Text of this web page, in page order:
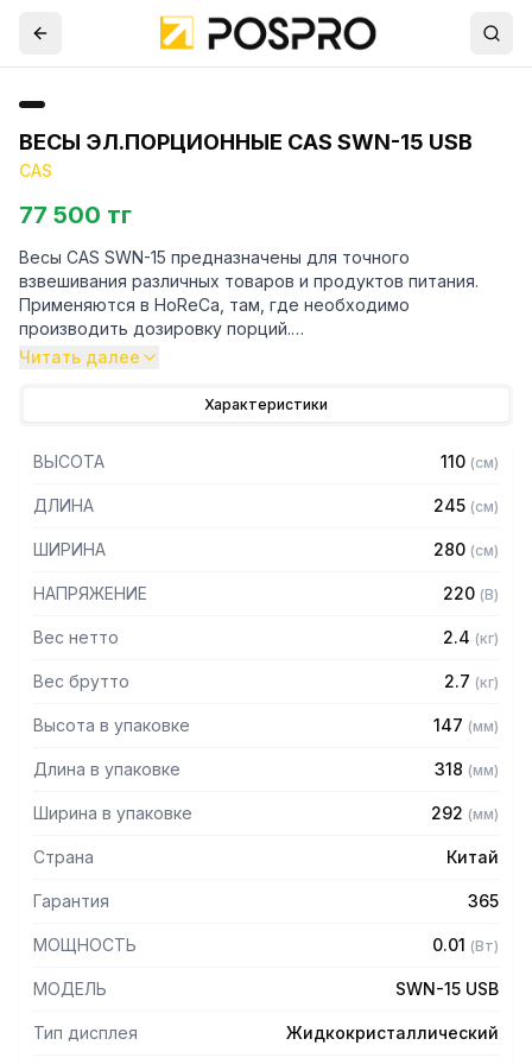
ВЕСЫ ЭЛ.ПОРЦИОННЫЕ CAS SWN-15 USB
CAS
77 500 тг
Весы CAS SWN-15 предназначены для точного
взвешивания различных товаров и продуктов питания.
Применяются в HoReCa, там, где необходимо
производить дозировку порций.
– Счетный режим позволяет считать количество
одинаковых деталей
– Режим сравнения показывает, попадает вес или нет в
установленный диапазон
– Интерфейс USB для передачи данных и питания
Технические характеристики:
– Размеры платформы: 226 х 187 мм
– 2 грамма; от 6 до 15 кг – 5 граммов
грамма; от 6 до 15 кг – 5 граммов
– Число поверочных делений: 3000 n
– Диапазон уравновешивания тары: 100 % от MAX
– Диапазон температур: -10 – +40 С
Читать далее
Характеристики
ВЫСОТА 110 (см)
ДЛИНА 245 (см)
ШИРИНА 280 (см)
НАПРЯЖЕНИЕ 220 (В)
Вес нетто 2.4 (кг)
Вес брутто 2.7 (кг)
Высота в упаковке 147 (мм)
Длина в упаковке 318 (мм)
Ширина в упаковке 292 (мм)
Страна Китай
Гарантия 365
МОЩНОСТЬ 0.01 (Вт)
МОДЕЛЬ SWN-15 USB
Тип дисплея Жидкокристаллический